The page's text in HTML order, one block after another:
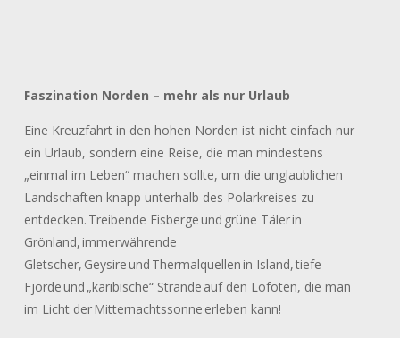
Faszination Norden – mehr als nur Urlaub
Eine Kreuzfahrt in den hohen Norden ist nicht einfach nur
ein Urlaub, sondern eine Reise, die man mindestens
„einmal im Leben“ machen sollte, um die unglaublichen
Landschaften knapp unterhalb des Polarkreises zu
entdecken. Treibende Eisberge und grüne Täler in
Grönland, immerwährende
Gletscher, Geysire und Thermalquellen in Island, tiefe
Fjorde und „karibische“ Strände auf den Lofoten, die man
im Licht der Mitternachtssonne erleben kann!